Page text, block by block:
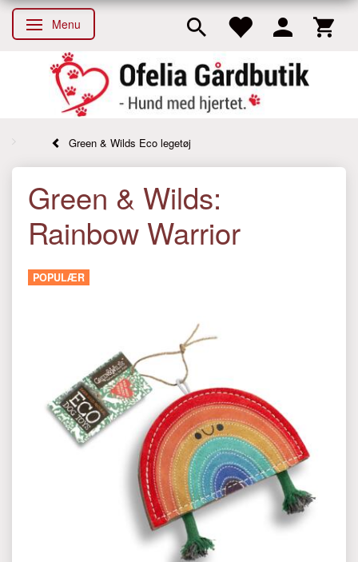
Skifte navigation
Menu
Green & Wilds Eco legetøj
Green & Wilds:
Rainbow Warrior
POPULÆR